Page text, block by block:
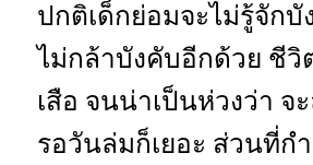
ปกติเด็กย่อมจะไม่รู้จัก
ไม่กล้าบังคับอีกด้วย ชีวิ
เสือ จนน่าเป็นห่วงว่า
รอวันล่มก็เยอะ ส่วนที่ก